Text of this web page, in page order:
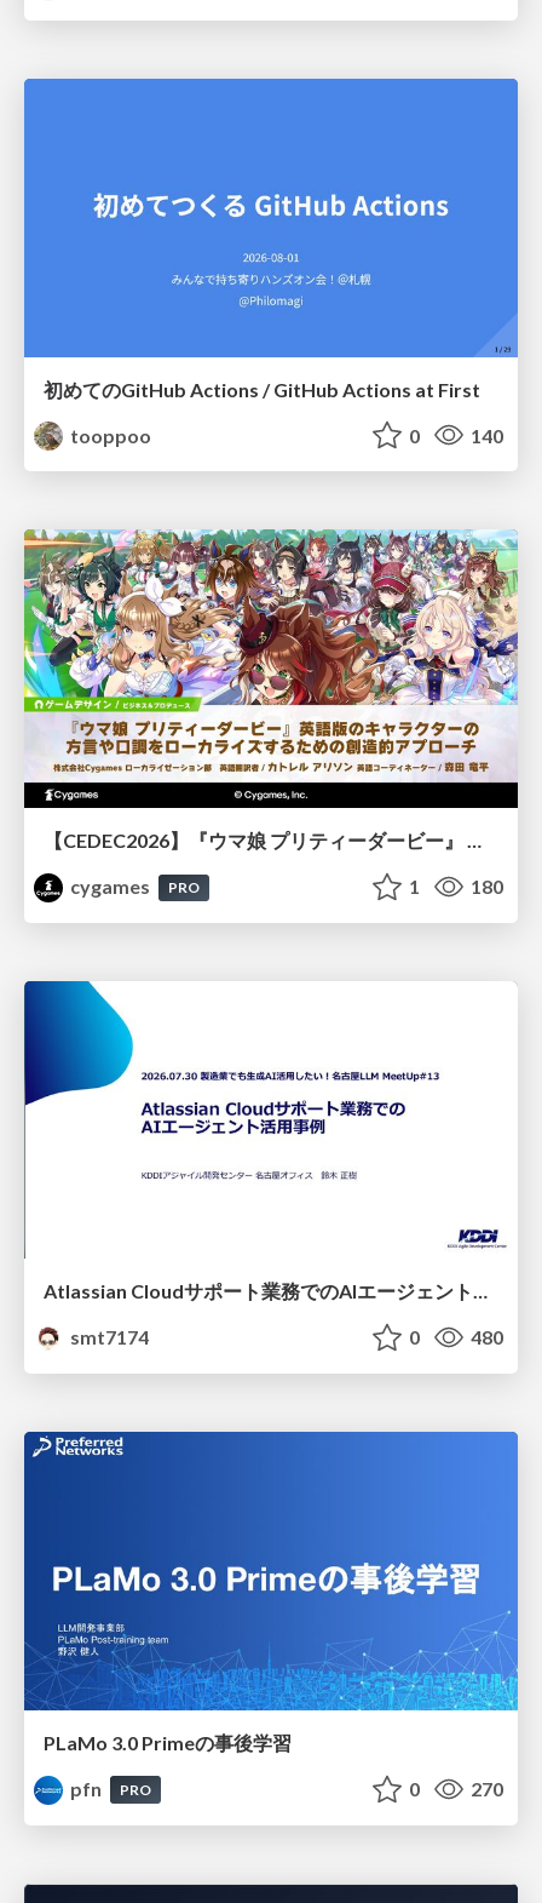
初めてのGitHub Actions / GitHub Actions at First
tooppoo
0 140
【CEDEC2026】『ウマ娘 プリティーダービー』 英語版のキャラクターの方言や口調をローカライズするための創造的アプローチ
cygames
PRO 1 180
Atlassian Cloudサポート業務でのAIエージェント活用事例
smt7174
0 480
PLaMo 3.0 Primeの事後学習
pfn
PRO 0 270